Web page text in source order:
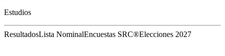
Estudios
ResultadosLista NominalEncuestas SRC®Elecciones 2027